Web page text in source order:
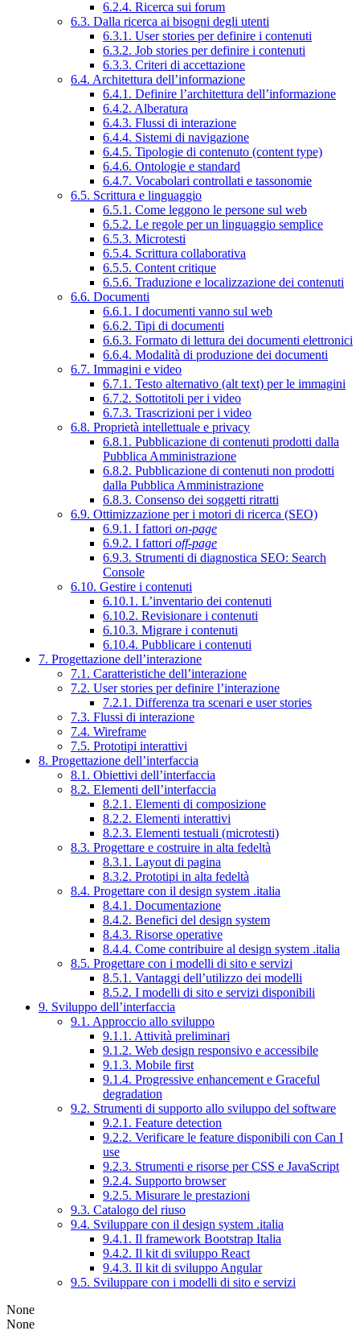
6.2.4. Ricerca sui forum
6.3. Dalla ricerca ai bisogni degli utenti
6.3.1. User stories per definire i contenuti
6.3.2. Job stories per definire i contenuti
6.3.3. Criteri di accettazione
6.4. Architettura dell’informazione
6.4.1. Definire l’architettura dell’informazione
6.4.2. Alberatura
6.4.3. Flussi di interazione
6.4.4. Sistemi di navigazione
6.4.5. Tipologie di contenuto (content type)
6.4.6. Ontologie e standard
6.4.7. Vocabolari controllati e tassonomie
6.5. Scrittura e linguaggio
6.5.1. Come leggono le persone sul web
6.5.2. Le regole per un linguaggio semplice
6.5.3. Microtesti
6.5.4. Scrittura collaborativa
6.5.5. Content critique
6.5.6. Traduzione e localizzazione dei contenuti
6.6. Documenti
6.6.1. I documenti vanno sul web
6.6.2. Tipi di documenti
6.6.3. Formato di lettura dei documenti elettronici
6.6.4. Modalità di produzione dei documenti
6.7. Immagini e video
6.7.1. Testo alternativo (alt text) per le immagini
6.7.2. Sottotitoli per i video
6.7.3. Trascrizioni per i video
6.8. Proprietà intellettuale e privacy
6.8.1. Pubblicazione di contenuti prodotti dalla
Pubblica Amministrazione
6.8.2. Pubblicazione di contenuti non prodotti
dalla Pubblica Amministrazione
6.8.3. Consenso dei soggetti ritratti
6.9. Ottimizzazione per i motori di ricerca (SEO)
6.9.1. I fattori on-page
6.9.2. I fattori off-page
6.9.3. Strumenti di diagnostica SEO: Search
Console
6.10. Gestire i contenuti
6.10.1. L’inventario dei contenuti
6.10.2. Revisionare i contenuti
6.10.3. Migrare i contenuti
6.10.4. Pubblicare i contenuti
7. Progettazione dell’interazione
7.1. Caratteristiche dell’interazione
7.2. User stories per definire l’interazione
7.2.1. Differenza tra scenari e user stories
7.3. Flussi di interazione
7.4. Wireframe
7.5. Prototipi interattivi
8. Progettazione dell’interfaccia
8.1. Obiettivi dell’interfaccia
8.2. Elementi dell’interfaccia
8.2.1. Elementi di composizione
8.2.2. Elementi interattivi
8.2.3. Elementi testuali (microtesti)
8.3. Progettare e costruire in alta fedeltà
8.3.1. Layout di pagina
8.3.2. Prototipi in alta fedeltà
8.4. Progettare con il design system .italia
8.4.1. Documentazione
8.4.2. Benefici del design system
8.4.3. Risorse operative
8.4.4. Come contribuire al design system .italia
8.5. Progettare con i modelli di sito e servizi
8.5.1. Vantaggi dell’utilizzo dei modelli
8.5.2. I modelli di sito e servizi disponibili
9. Sviluppo dell’interfaccia
9.1. Approccio allo sviluppo
9.1.1. Attività preliminari
9.1.2. Web design responsivo e accessibile
9.1.3. Mobile first
9.1.4. Progressive enhancement e Graceful
degradation
9.2. Strumenti di supporto allo sviluppo del software
9.2.1. Feature detection
9.2.2. Verificare le feature disponibili con Can I
use
9.2.3. Strumenti e risorse per CSS e JavaScript
9.2.4. Supporto browser
9.2.5. Misurare le prestazioni
9.3. Catalogo del riuso
9.4. Sviluppare con il design system .italia
9.4.1. Il framework Bootstrap Italia
9.4.2. Il kit di sviluppo React
9.4.3. Il kit di sviluppo Angular
9.5. Sviluppare con i modelli di sito e servizi
None
None